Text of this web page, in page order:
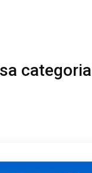
categoria